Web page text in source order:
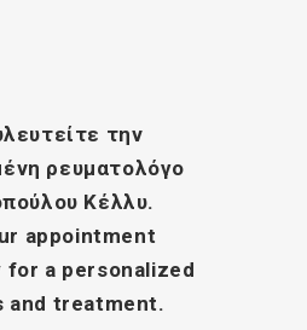
την
ρευματολόγο
Κέλλυ.
appointment
for a personalized
and treatment.